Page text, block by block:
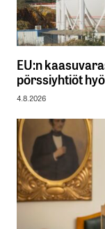
EU:n
pörssiyhtiöt
4.8.2026